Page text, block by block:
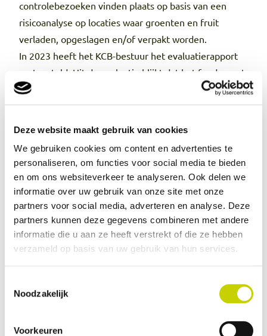
Deze website maakt gebruik van cookies
We gebruiken cookies om content en advertenties te
personaliseren, om functies voor social media te bieden
en om ons websiteverkeer te analyseren. Ook delen we
informatie over uw gebruik van onze site met onze
partners voor social media, adverteren en analyse. Deze
partners kunnen deze gegevens combineren met andere
informatie die u aan ze heeft verstrekt of die ze hebben
verzameld op basis van uw gebruik van hun services.
Noodzakelijk
Voorkeuren
controlebezoeken vinden plaats op basis van een
risicoanalyse op locaties waar groenten en fruit
verladen, opgeslagen en/of verpakt worden.
In 2023 heeft het KCB-bestuur het evaluatierapport
vastgesteld. Uit de evaluatie blijkt dat het fundament
(de Systematiek ST) staat en een goede en stabiele
basis vormt voor de naleving van de EU-
naar voren dat er, zowel op het gebied van de
systematiek voor het ST als de uitvoering daarvan,
verbetermogelijkheden zijn.
Inmiddels is een start gemaakt met de implementatie
van de aanbevelingen uit het rapport, waaronder het
risicogerichter inplannen van controlebezoeken ST en
het uitwerken van voorstellen voor aanpassingen in
de kwaliteit van de controlebezoeken te verhogen, de